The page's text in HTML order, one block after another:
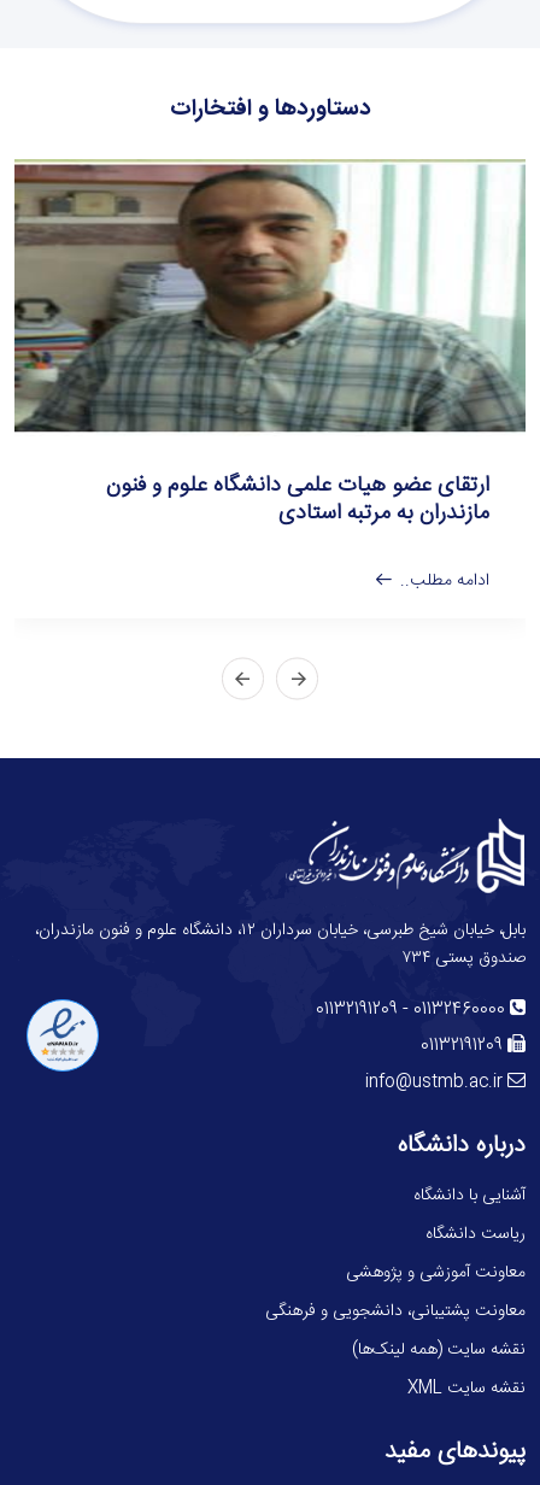
دستاوردها و افتخارات
ارتقای عضو هیات علمی دانشگاه علوم و فنون
مازندران به مرتبه استادی
ادامه مطلب..
بابل، خیابان شیخ طبرسی، خیابان سرداران ۱۲، دانشگاه علوم و فنون مازندران،
صندوق پستی ۷۳۴
01132460000
-
01132191209
01132191209
info@ustmb.ac.ir
درباره دانشگاه
آشنایی با دانشگاه
ریاست دانشگاه
معاونت آموزشی و پژوهشی
معاونت پشتیبانی، دانشجویی و فرهنگی
نقشه سایت (همه لینک‌ها)
نقشه سایت XML
پیوندهای مفید